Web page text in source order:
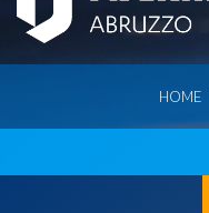
HOME